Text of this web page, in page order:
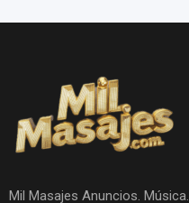
Mil Masajes Anuncios. Música.